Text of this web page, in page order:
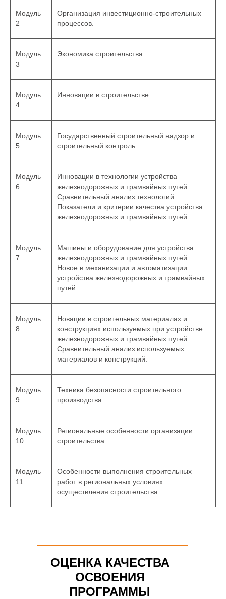
Модуль
2
Организация инвестиционно-строительных
процессов.
Модуль
3
Экономика строительства.
Модуль
4
Инновации в строительстве.
Модуль
5
Государственный строительный надзор и
строительный контроль.
Модуль
6
Инновации в технологии устройства
железнодорожных и трамвайных путей.
Сравнительный анализ технологий.
Показатели и критерии качества устройства
железнодорожных и трамвайных путей.
Модуль
7
Машины и оборудование для устройства
железнодорожных и трамвайных путей.
Новое в механизации и автоматизации
устройства железнодорожных и трамвайных
путей.
Модуль
8
Новации в строительных материалах и
конструкциях используемых при устройстве
железнодорожных и трамвайных путей.
Сравнительный анализ используемых
материалов и конструкций.
Модуль
9
Техника безопасности строительного
производства.
Модуль
10
Региональные особенности организации
строительства.
Модуль
11
Особенности выполнения строительных
работ в региональных условиях
осуществления строительства.
ОЦЕНКА КАЧЕСТВА
ОСВОЕНИЯ
ПРОГРАММЫ